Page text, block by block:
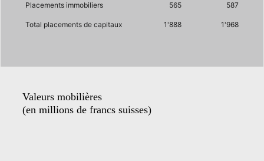
Placements immobiliers 565 587
Total placements de capitaux 1'888 1'968
Valeurs mobilières
(en millions de francs suisses)